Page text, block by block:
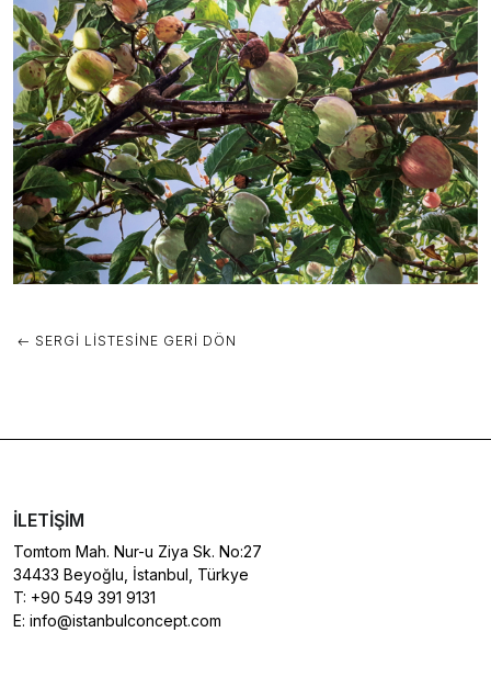
SERGI LISTESINE GERI DÖN
İLETIŞIM
Tomtom Mah. Nur-u Ziya Sk. No:27
34433 Beyoğlu, İstanbul, Türkye
T: +90 549 391 9131
E: info@istanbulconcept.com